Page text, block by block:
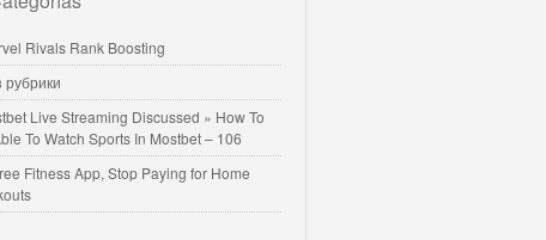
Rivals Rank Boosting
рубрики
Live Streaming Discussed » How To
To Watch Sports In Mostbet – 106
Fitness App, Stop Paying for Home